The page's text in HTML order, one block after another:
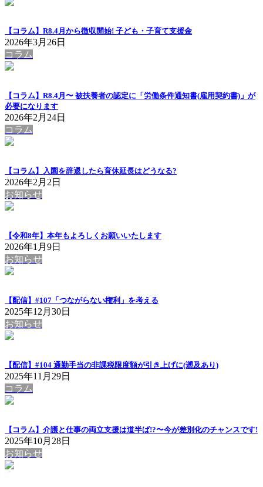
【コラム】R8.4月から徴収開始! 子ども・子育て支援金
2026年3月26日
コラム
【コラム】R8.4月〜 被扶養者の認定に「労働条件通知書(雇用契約書)」が
必要になります
2026年2月24日
コラム
【コラム】入園を辞退したら育休延長はどうなる?
2026年2月2日
お知らせ
【令和8年】本年もよろしくお願いいたします
2026年1月9日
お知らせ
【配信】#107「つながらない権利」を考える
2025年12月30日
お知らせ
【配信】#104 通勤手当の非課税限度額が引き上げに(遡及あり)
2025年11月29日
コラム
【コラム】介護と仕事の両立支援は道半ば!?〜今が差別化のチャンスです!
2025年10月28日
お知らせ